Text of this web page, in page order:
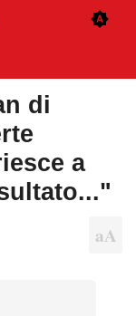
di
a